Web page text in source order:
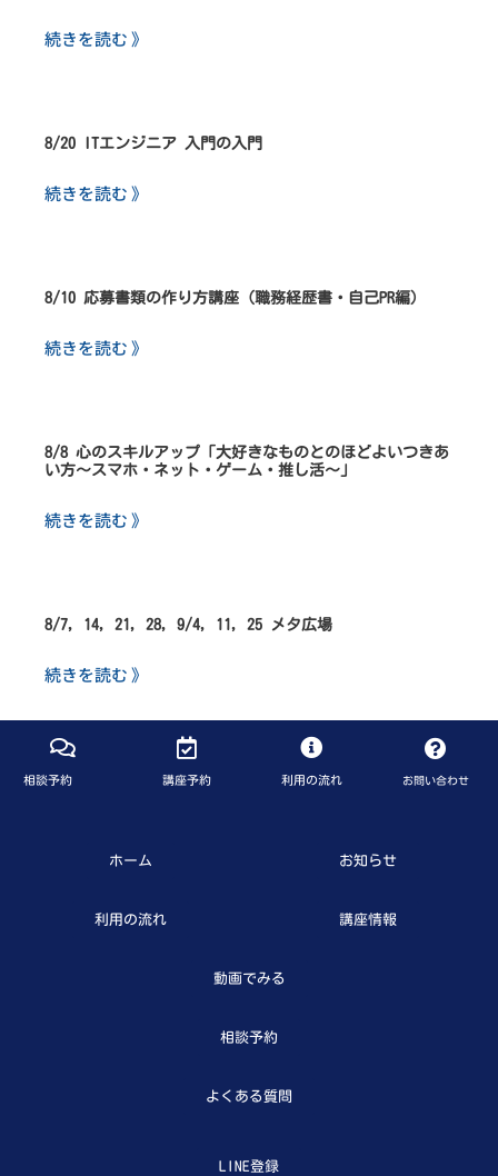
続きを読む 》
8/20 ITエンジニア 入門の入門
続きを読む 》
8/10 応募書類の作り方講座（職務経歴書・自己PR編）
続きを読む 》
8/8 心のスキルアップ「大好きなものとのほどよいつきあ
い方～スマホ・ネット・ゲーム・推し活～」
続きを読む 》
8/7, 14, 21, 28, 9/4, 11, 25 メタ広場
続きを読む 》
相談予約 講座予約 利用の流れ お問い合わせ
ホーム お知らせ
利用の流れ 講座情報
動画でみる
相談予約
よくある質問
LINE登録